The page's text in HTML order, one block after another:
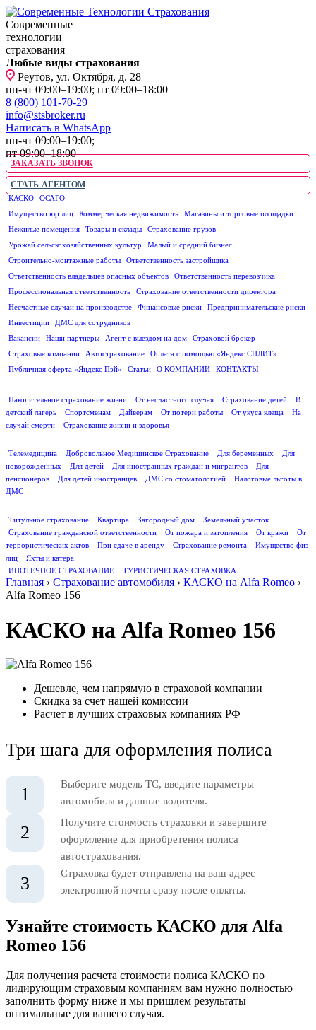
Современные
технологии
страхования
Любые виды страхования
Реутов, ул. Октября, д. 28
пн-чт 09:00–19:00; пт 09:00–18:00
8 (800) 101-70-29
info@stsbroker.ru
Написать в WhatsApp
пн-чт 09:00–19:00;
пт 09:00–18:00
ЗАКАЗАТЬ ЗВОНОК
СТАТЬ АГЕНТОМ
КАСКО ОСАГО
Имущество юр лиц
Коммерческая недвижимость
Магазины и торговые площадки
Нежилые помещения
Товары и склады
Страхование грузов
Урожай сельскохозяйственных культур
Малый и средний бизнес
Строительно-монтажные работы
Ответственность застройщика
Ответственность владельцев опасных объектов
Ответственность перевозчика
Профессиональная ответственность
Страхование ответственности директора
Несчастные случаи на производстве
Финансовые риски
Предпринимательские риски
Инвестиции
ДМС для сотрудников
Вакансии
Наши партнеры Агент с выездом на дом
Страховой брокер
Страховые компании
Автострахование
Оплата с помощью «Яндекс СПЛИТ»
Публичная оферта «Яндекс Пэй»
Статьи О КОМПАНИИ
КОНТАКТЫ
Накопительное страхование жизни
От несчастного случая Страхование детей
В
детский лагерь
Спортсменам Дайверам От потери работы От укуса клеща
На
случай смерти
Страхование жизни и здоровья
Телемедицина
Добровольное Медицинское Страхование Для беременных
Для
новорожденных
Для детей Для иностранных граждан и мигрантов
Для
пенсионеров
Для детей иностранцев ДМС со стоматологией
Налоговые льготы в
ДМС
Титульное страхование
Квартира Загородный дом
Земельный участок
Страхование гражданской ответственности
От пожара и затопления От кражи
От
террористических актов
При сдаче в аренду Страхование ремонта
Имущество физ
лиц
Яхты и катера
ИПОТЕЧНОЕ СТРАХОВАНИЕ
ТУРИСТИЧЕСКАЯ СТРАХОВКА
Главная › Страхование автомобиля › КАСКО на Alfa Romeo ›
Alfa Romeo 156
КАСКО на Alfa Romeo 156
Дешевле, чем напрямую в страховой компании
Скидка за счет нашей комиссии
Расчет в лучших страховых компаниях РФ
Три шага для оформления полиса
1
Выберите модель ТС, введите параметры
автомобиля и данные водителя.
2
Получите стоимость страховки и завершите
оформление для приобретения полиса
автострахования.
3
Страховка будет отправлена на ваш адрес
электронной почты сразу после оплаты.
Узнайте стоимость КАСКО для Alfa
Romeo 156
Для получения расчета стоимости полиса КАСКО по
лидирующим страховым компаниям вам нужно полностью
заполнить форму ниже и мы пришлем результаты
оптимальные для вашего случая.